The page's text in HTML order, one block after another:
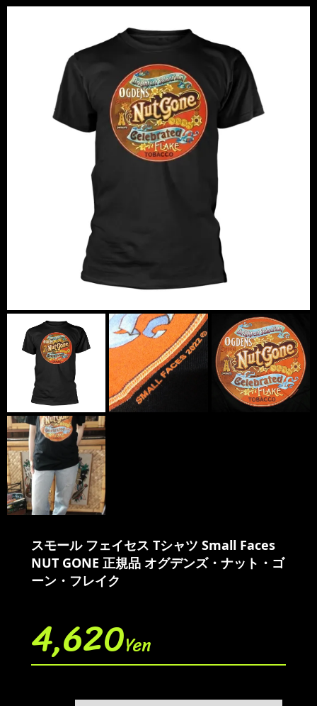
スモール フェイセス Tシャツ Small Faces
NUT GONE 正規品 オグデンズ・ナット・ゴ
ーン・フレイク
4,620Yen